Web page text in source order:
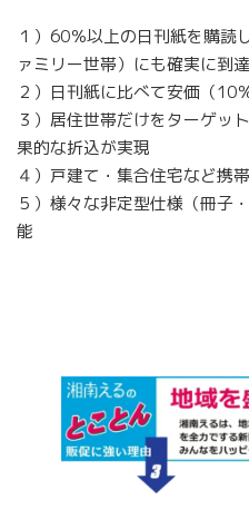
１）60％以上の日刊紙を購読
ァミリー世帯）にも確実に到達
２）日刊紙に比べて安価（10
３）居住世帯だけをターゲッ
果的な折込が実現
４）戸建て・集合住宅など携
５）様々な非定型仕様（冊子
能